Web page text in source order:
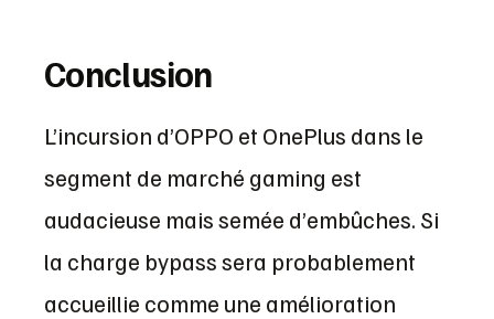
Conclusion
L’incursion d’OPPO et OnePlus dans le
segment de marché gaming est
audacieuse mais semée d’embûches. Si
la charge bypass sera probablement
accueillie comme une amélioration